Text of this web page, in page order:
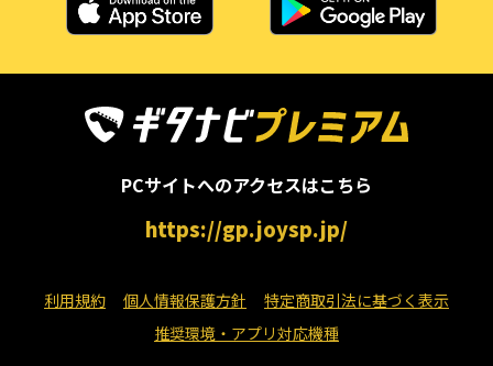
PCサイトへのアクセスはこちら
https://gp.joysp.jp/
利用規約 個人情報保護方針
特定商取引法に基づく表示
推奨環境・アプリ対応機種